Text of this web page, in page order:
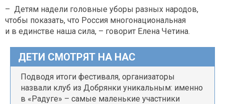
– Детям надели головные уборы разных народов,
чтобы показать, что Россия многонациональная
и в единстве наша сила, – говорит Елена Четина.
ДЕТИ СМОТРЯТ НА НАС
Подводя итоги фестиваля, организаторы
назвали клуб из Добрянки уникальным: именно
в «Радуге» – самые маленькие участники